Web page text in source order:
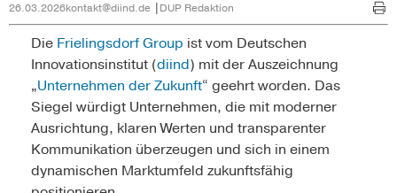
26.03.2026kontakt@diind.de DUP Redaktion
Die Frielingsdorf Group ist vom Deutschen
Innovationsinstitut (diind) mit der Auszeichnung
„Unternehmen der Zukunft“ geehrt worden. Das
Siegel würdigt Unternehmen, die mit moderner
Ausrichtung, klaren Werten und transparenter
Kommunikation überzeugen und sich in einem
dynamischen Marktumfeld zukunftsfähig